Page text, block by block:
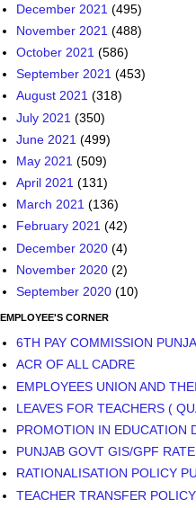
December 2021 (495)
November 2021 (488)
October 2021 (586)
September 2021 (453)
August 2021 (318)
July 2021 (350)
June 2021 (499)
May 2021 (509)
April 2021 (131)
March 2021 (136)
February 2021 (42)
December 2020 (4)
November 2020 (2)
September 2020 (10)
EMPLOYEE'S CORNER
6TH PAY COMMISSION
ACR OF ALL CADRE
EMPLOYEES UNION AND
LEAVES FOR TEACHERS (
PROMOTION IN EDUCATION
PUNJAB GOVT GIS/GPF
RATIONALISATION POLICY
TEACHER TRANSFER